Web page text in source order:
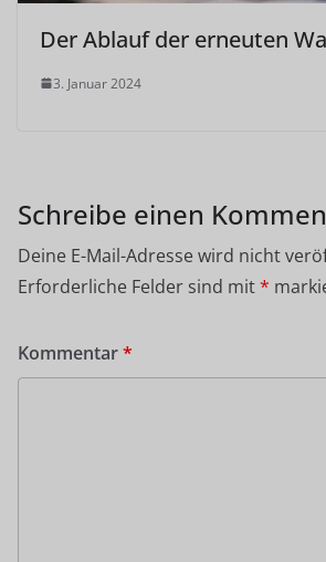
Der Ablauf der erneuten
3. Januar 2024
Schreibe einen
Deine E-Mail-Adresse wird nicht
Erforderliche Felder sind mit*
Kommentar*